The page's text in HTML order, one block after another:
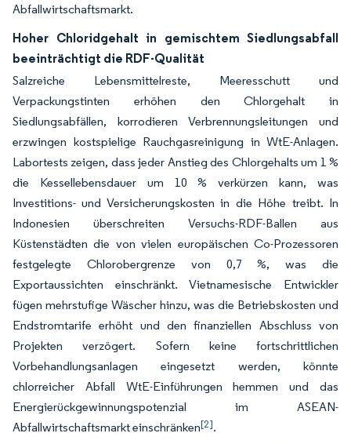
Abfallwirtschaftsmarkt.
Hoher Chloridgehalt in gemischtem Siedlungsabfall
beeinträchtigt die RDF-Qualität
Salzreiche Lebensmittelreste, Meeresschutt und
Verpackungstinten erhöhen den Chlorgehalt in
Siedlungsabfällen, korrodieren Verbrennungsleitungen und
erzwingen kostspielige Rauchgasreinigung in WtE-Anlagen.
Labortests zeigen, dass jeder Anstieg des Chlorgehalts um 1 %
die Kessellebensdauer um 10 % verkürzen kann, was
Investitions- und Versicherungskosten in die Höhe treibt. In
Indonesien überschreiten Versuchs-RDF-Ballen aus
Küstenstädten die von vielen europäischen Co-Prozessoren
festgelegte Chlorobergrenze von 0,7 %, was die
Exportaussichten einschränkt. Vietnamesische Entwickler
fügen mehrstufige Wäscher hinzu, was die Betriebskosten und
Endstromtarife erhöht und den finanziellen Abschluss von
Projekten verzögert. Sofern keine fortschrittlichen
Vorbehandlungsanlagen eingesetzt werden, könnte
chlorreicher Abfall WtE-Einführungen hemmen und das
Energierückgewinnungspotenzial im ASEAN-
Abfallwirtschaftsmarkt einschränken[2].